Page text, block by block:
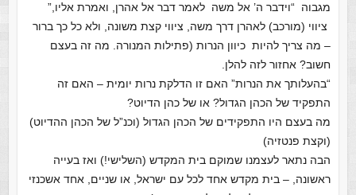
מגבוה “וידבר ה’ אל משה לאמר דבר אל אהרן, ואמרת אליו,”
ציווי (מורכב) לאהרן דרך משה, ציווי קצת משונה, ולא כל כך ברור
– מה צריך להיות כיוון הנרות (פתילות המנורה. מה זה בעצם
חשוב? אחזור לזה להלן.
“בהעלותך את הנרות” האם זו הדלקת נרות יומית – האם זה
התפקיד של הכהן הגדול? או של כהן הדיוט?
מה בעצם היו התפקידים של הכהן הגדול (וכנ”ל של הכהן ההדיוט)
(וקצת פנטזיה)
הבה נתאר לעצמנו שמוקם בית המקדש (השלישי!) ואז בעייה
ראשונה, – בית מקדש אחד לכל עם ישראל, או שניים, אחד אשכנזי